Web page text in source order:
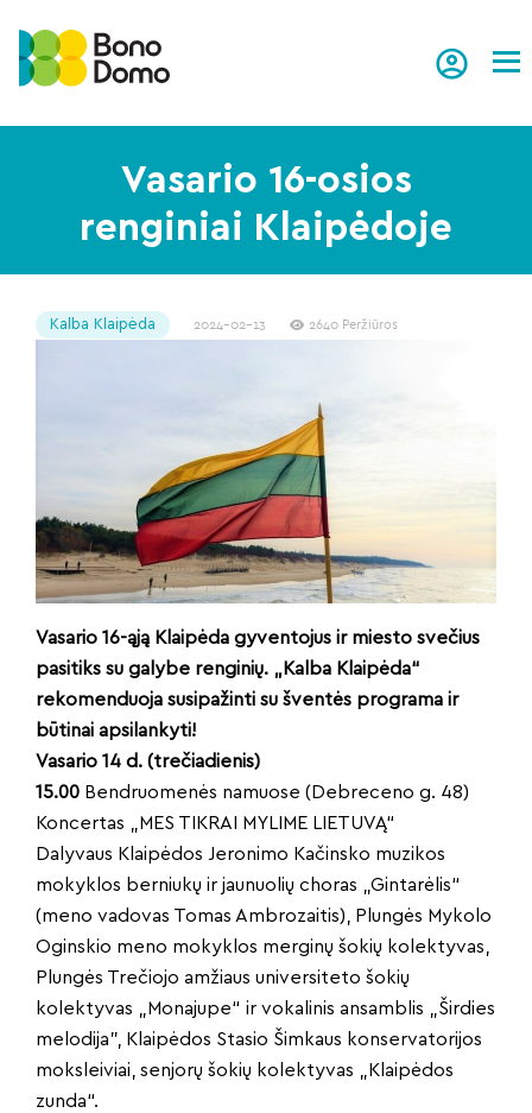
Vasario 16-osios
renginiai Klaipėdoje
Kalba Klaipėda 2024-02-13 2640 Peržiūros
Vasario 16-ąją Klaipėda gyventojus ir miesto svečius
pasitiks su galybe renginių. „Kalba Klaipėda“
rekomenduoja susipažinti su šventės programa ir
būtinai apsilankyti!
Vasario 14 d. (trečiadienis)
15.00 Bendruomenės namuose (Debreceno g. 48)
Koncertas „MES TIKRAI MYLIME LIETUVĄ“
Dalyvaus Klaipėdos Jeronimo Kačinsko muzikos
mokyklos berniukų ir jaunuolių choras „Gintarėlis“
(meno vadovas Tomas Ambrozaitis), Plungės Mykolo
Oginskio meno mokyklos merginų šokių kolektyvas,
Plungės Trečiojo amžiaus universiteto šokių
kolektyvas „Monajupe“ ir vokalinis ansamblis „Širdies
melodija”, Klaipėdos Stasio Šimkaus konservatorijos
moksleiviai, senjorų šokių kolektyvas „Klaipėdos
zunda“.